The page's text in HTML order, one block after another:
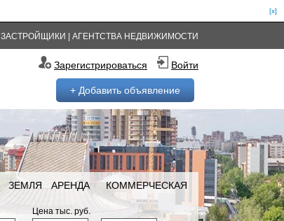
[x]
ЗАСТРОЙЩИКИ АГЕНТСТВА НЕДВИЖИМОСТИ
Зарегистрироваться Войти
+ Добавить объявление
ЗЕМЛЯ АРЕНДА КОММЕРЧЕСКАЯ
Цена тыс. руб.